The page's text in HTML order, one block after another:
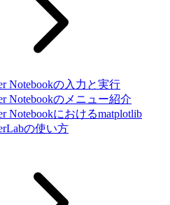
Notebookの入力と実行
Notebookのメニュー紹介
Notebookにおけるmatplotlib
の使い方